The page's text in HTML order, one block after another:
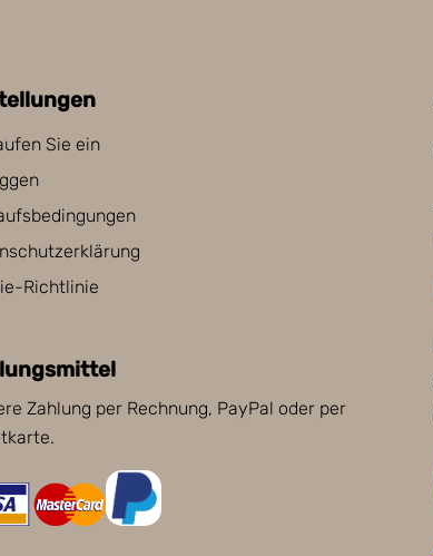
Sie ein
Richtlinie
Zahlung per Rechnung, PayPal oder per